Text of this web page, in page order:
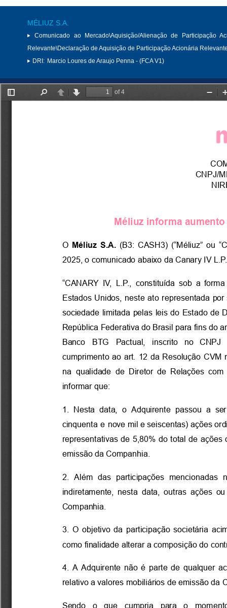
MÉLIUZ S.A.
Comunicado ao Mercado\Aquisição/Alienação de Participação
Relevante\Declaração de Aquisição de Participação Acionária
DRI: Marcio Loures de Araujo Penna - (FCA V1)